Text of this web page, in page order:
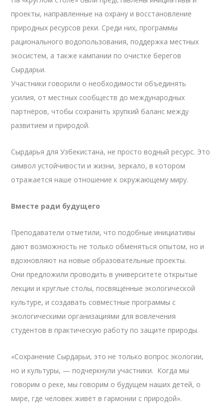
проекты, направленные на охрану и восстановление
природных ресурсов реки. Среди них, программы
рационального водопользования, поддержка местных
экосистем, а также кампании по очистке берегов
Сырдарьи.
Участники говорили о необходимости объединять
усилия, от местных сообществ до международных
партнёров, чтобы сохранить хрупкий баланс между
развитием и природой.
Сырдарья для Узбекистана, не просто водный ресурс. Это
символ устойчивости и жизни, зеркало, в котором
отражается наше отношение к окружающему миру.
Вместе ради будущего
Преподаватели отметили, что подобные инициативы
дают возможность не только обменяться опытом, но и
вдохновляют на новые образовательные проекты.
Они предложили проводить в университете открытые
лекции и круглые столы, посвящённые экологической
культуре, и создавать совместные программы с
экологическими организациями для вовлечения
студентов в практическую работу по защите природы.
«Сохранение Сырдарьи, это не только вопрос экологии,
но и культуры, — подчеркнули участники. Когда мы
говорим о реке, мы говорим о будущем наших детей, о
мире, где человек живёт в гармонии с природой».